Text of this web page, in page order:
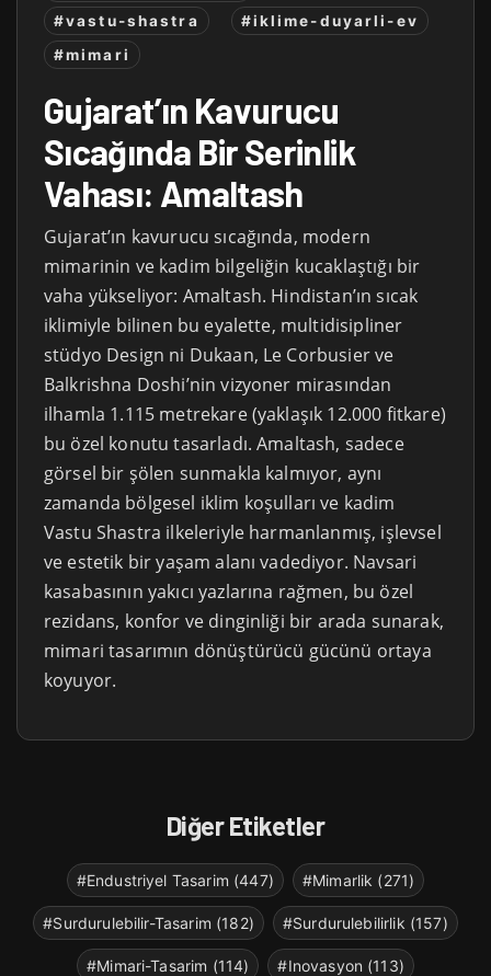
#vastu-shastra
#iklime-duyarli-ev
#mimari
Gujarat’ın Kavurucu
Sıcağında Bir Serinlik
Vahası: Amaltash
Gujarat’ın kavurucu sıcağında, modern
mimarinin ve kadim bilgeliğin kucaklaştığı bir
vaha yükseliyor: Amaltash. Hindistan’ın sıcak
iklimiyle bilinen bu eyalette, multidisipliner
stüdyo Design ni Dukaan, Le Corbusier ve
Balkrishna Doshi’nin vizyoner mirasından
ilhamla 1.115 metrekare (yaklaşık 12.000 fitkare)
bu özel konutu tasarladı. Amaltash, sadece
görsel bir şölen sunmakla kalmıyor, aynı
zamanda bölgesel iklim koşulları ve kadim
Vastu Shastra ilkeleriyle harmanlanmış, işlevsel
ve estetik bir yaşam alanı vadediyor. Navsari
kasabasının yakıcı yazlarına rağmen, bu özel
rezidans, konfor ve dinginliği bir arada sunarak,
mimari tasarımın dönüştürücü gücünü ortaya
koyuyor.
Diğer Etiketler
#Endustriyel Tasarim (447) #Mimarlik (271)
#Surdurulebilir-Tasarim (182) #Surdurulebilirlik (157)
#Mimari-Tasarim (114) #Inovasyon (113)